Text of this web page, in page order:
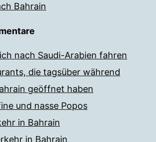
Bahrain
nach Saudi-Arabien fahren
die tagsüber während
geöffnet haben
und nasse Popos
in Bahrain
in Bahrain